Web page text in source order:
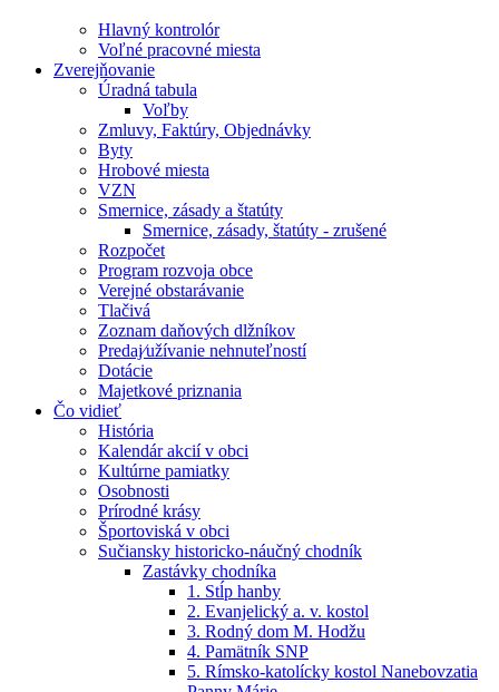
Hlavný kontrolór
Voľné pracovné miesta
Zverejňovanie
Úradná tabula
Voľby
Zmluvy, Faktúry, Objednávky
Byty
Hrobové miesta
VZN
Smernice, zásady a štatúty
Smernice, zásady, štatúty - zrušené
Rozpočet
Program rozvoja obce
Verejné obstarávanie
Tlačivá
Zoznam daňových dlžníkov
Predaj⁄užívanie nehnuteľností
Dotácie
Majetkové priznania
Čo vidieť
História
Kalendár akcií v obci
Kultúrne pamiatky
Osobnosti
Prírodné krásy
Športoviská v obci
Sučiansky historicko-náučný chodník
Zastávky chodníka
1. Stĺp hanby
2. Evanjelický a. v. kostol
3. Rodný dom M. Hodžu
4. Pamätník SNP
5. Rímsko-katolícky kostol Nanebovzatia